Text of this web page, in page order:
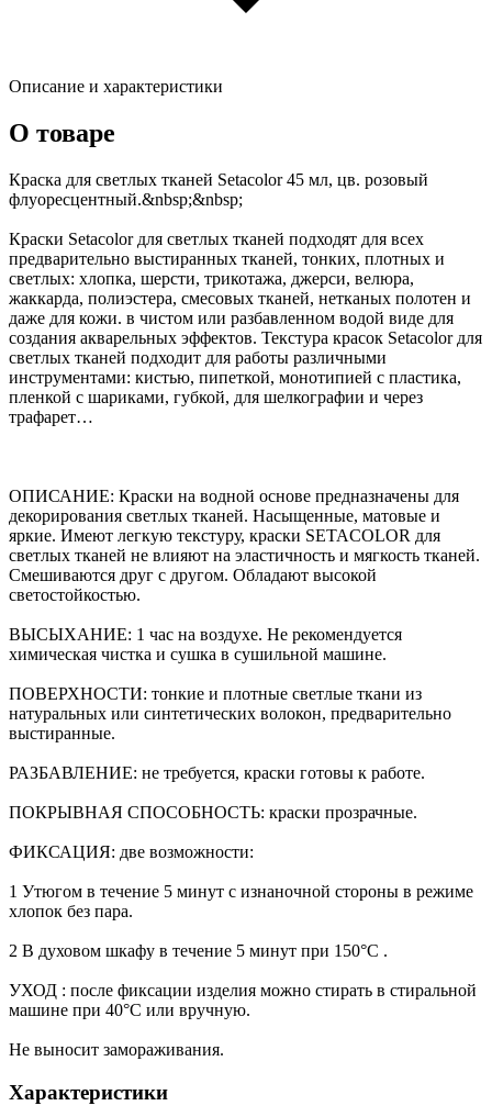
Описание и характеристики
О товаре
Краска для светлых тканей Setacolor 45 мл, цв. розовый
флуоресцентный.&nbsp;&nbsp;
Краски Setacolor для светлых тканей подходят для всех
предварительно выстиранных тканей, тонких, плотных и
светлых: хлопка, шерсти, трикотажа, джерси, велюра,
жаккарда, полиэстера, смесовых тканей, нетканых полотен и
даже для кожи. в чистом или разбавленном водой виде для
создания акварельных эффектов. Текстура красок Setacolor для
светлых тканей подходит для работы различными
инструментами: кистью, пипеткой, монотипией с пластика,
пленкой с шариками, губкой, для шелкографии и через
трафарет…
ОПИСАНИЕ: Краски на водной основе предназначены для
декорирования светлых тканей. Насыщенные, матовые и
яркие. Имеют легкую текстуру, краски SETACOLOR для
светлых тканей не влияют на эластичность и мягкость тканей.
Смешиваются друг с другом. Обладают высокой
светостойкостью.
ВЫСЫХАНИЕ: 1 час на воздухе. Не рекомендуется
химическая чистка и сушка в сушильной машине.
ПОВЕРХНОСТИ: тонкие и плотные светлые ткани из
натуральных или синтетических волокон, предварительно
выстиранные.
РАЗБАВЛЕНИЕ: не требуется, краски готовы к работе.
ПОКРЫВНАЯ СПОСОБНОСТЬ: краски прозрачные.
ФИКСАЦИЯ: две возможности:
1 Утюгом в течение 5 минут с изнаночной стороны в режиме
хлопок без пара.
2 В духовом шкафу в течение 5 минут при 150°C .
УХОД : после фиксации изделия можно стирать в стиральной
машине при 40°C или вручную.
Не выносит замораживания.
Характеристики